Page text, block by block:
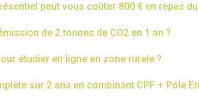
peut vous coûter 800 € en repas du
de 2 tonnes de CO2 en 1 an ?
étudier en ligne en zone rurale ?
sur 2 ans en combinant CPF + Pôle